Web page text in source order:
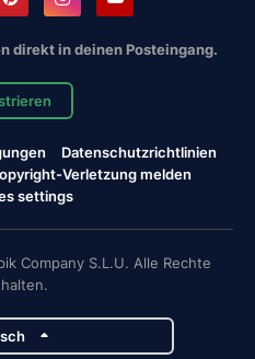
direkt in deinen Posteingang.
Datenschutzrichtlinien
Verletzung melden
settings
Company S.L.U. Alle Rechte